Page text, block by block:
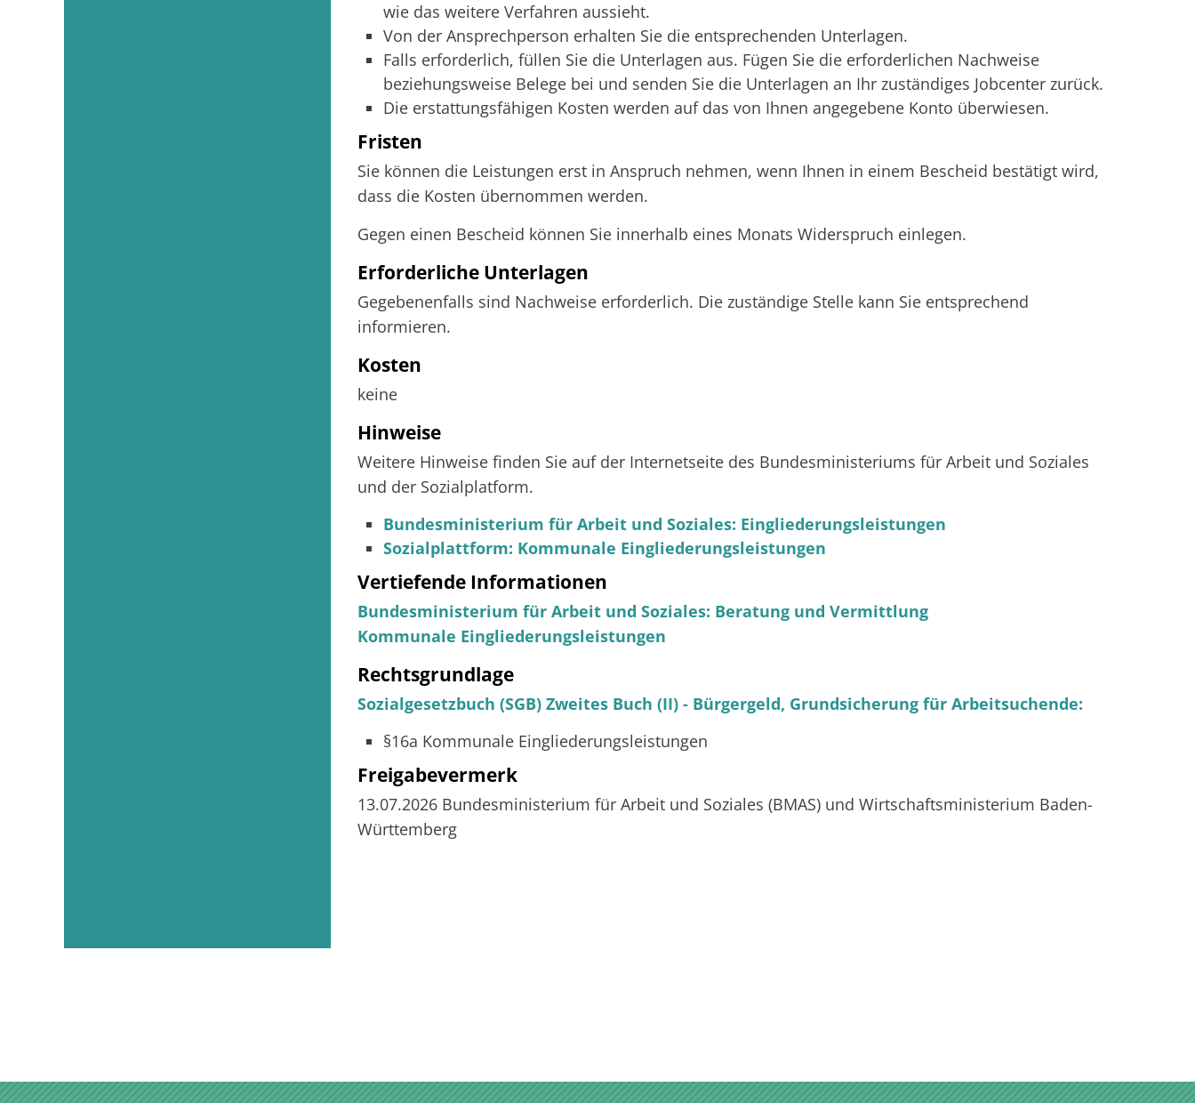
wie das weitere Verfahren aussieht.
Von der Ansprechperson erhalten Sie die entsprechenden Unterlagen.
Falls erforderlich, füllen Sie die Unterlagen aus. Fügen Sie die erforderlichen Nachweise
beziehungsweise Belege bei und senden Sie die Unterlagen an Ihr zuständiges Jobcenter zurück.
Die erstattungsfähigen Kosten werden auf das von Ihnen angegebene Konto überwiesen.
Fristen
Sie können die Leistungen erst in Anspruch nehmen, wenn Ihnen in einem Bescheid bestätigt wird,
dass die Kosten übernommen werden.
Gegen einen Bescheid können Sie innerhalb eines Monats Widerspruch einlegen.
Erforderliche Unterlagen
Gegebenenfalls sind Nachweise erforderlich. Die zuständige Stelle kann Sie entsprechend
informieren.
Kosten
keine
Hinweise
Weitere Hinweise finden Sie auf der Internetseite des Bundesministeriums für Arbeit und Soziales
und der Sozialplatform.
Bundesministerium für Arbeit und Soziales: Eingliederungsleistungen
Sozialplattform: Kommunale Eingliederungsleistungen
Vertiefende Informationen
Bundesministerium für Arbeit und Soziales: Beratung und Vermittlung
Kommunale Eingliederungsleistungen
Rechtsgrundlage
Sozialgesetzbuch (SGB) Zweites Buch (II) - Bürgergeld, Grundsicherung für Arbeitsuchende:
§16a Kommunale Eingliederungsleistungen
Freigabevermerk
13.07.2026 Bundesministerium für Arbeit und Soziales (BMAS) und Wirtschaftsministerium Baden-
Württemberg